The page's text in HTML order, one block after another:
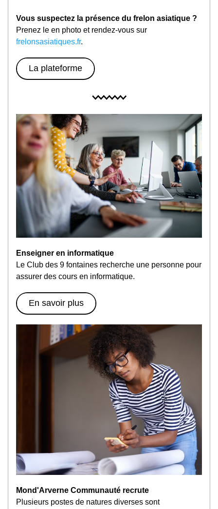
Vous suspectez la présence du frelon asiatique ?
frelonsasiatiques.fr.
La plateforme
Enseigner en informatique
Le Club des 9 fontaines recherche une personne pour
assurer des cours en informatique.
En savoir plus
Mond'Arverne Communauté recrute
Plusieurs postes de natures diverses sont